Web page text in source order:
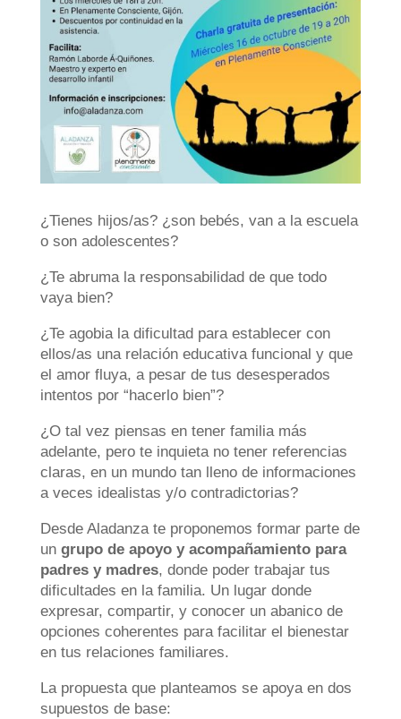
¿Tienes hijos/as? ¿son bebés, van a la escuela
o son adolescentes?
¿Te abruma la responsabilidad de que todo
vaya bien?
¿Te agobia la dificultad para establecer con
ellos/as una relación educativa funcional y que
el amor fluya, a pesar de tus desesperados
intentos por “hacerlo bien”?
¿O tal vez piensas en tener familia más
adelante, pero te inquieta no tener referencias
claras, en un mundo tan lleno de informaciones
a veces idealistas y/o contradictorias?
Desde Aladanza te proponemos formar parte de
un grupo de apoyo y acompañamiento para
padres y madres, donde poder trabajar tus
dificultades en la familia. Un lugar donde
expresar, compartir, y conocer un abanico de
opciones coherentes para facilitar el bienestar
en tus relaciones familiares.
La propuesta que planteamos se apoya en dos
supuestos de base: